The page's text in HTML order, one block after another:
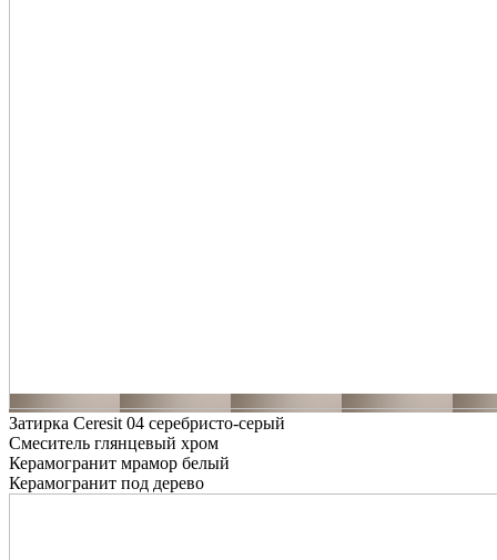
Затирка Ceresit 04 серебристо-серый
Смеситель глянцевый хром
Керамогранит мрамор белый
Керамогранит под дерево